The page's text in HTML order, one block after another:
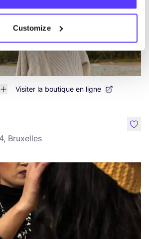
Customize
Visiter la boutique en ligne
Bruxelles
like